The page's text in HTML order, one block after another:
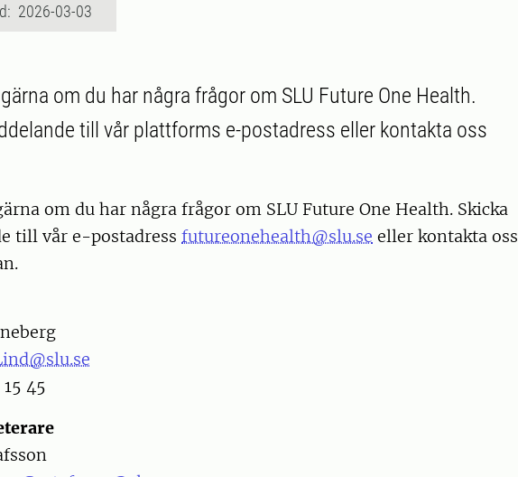
2026-03-03
om du har några frågor om SLU Future One Health.
till vår plattforms e-postadress eller kontakta oss
om du har några frågor om SLU Future One Health. Skicka
till vår e-postadress futureonehealth@slu.se eller kontakta oss
45